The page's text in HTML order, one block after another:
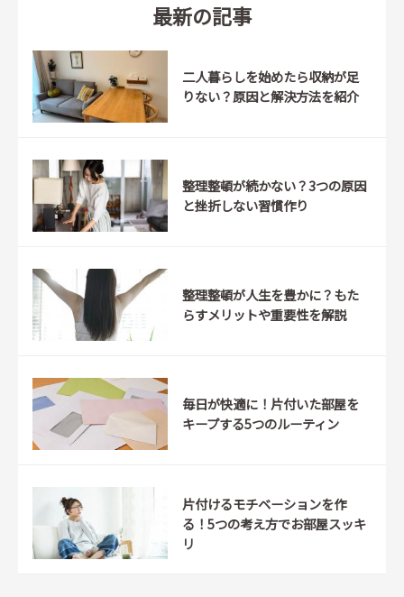
最新の記事
二人暮らしを始めたら収納が足
りない？原因と解決方法を紹介
整理整頓が続かない？3つの原因
と挫折しない習慣作り
整理整頓が人生を豊かに？もた
らすメリットや重要性を解説
毎日が快適に！片付いた部屋を
キープする5つのルーティン
片付けるモチベーションを作
る！5つの考え方でお部屋スッキ
リ